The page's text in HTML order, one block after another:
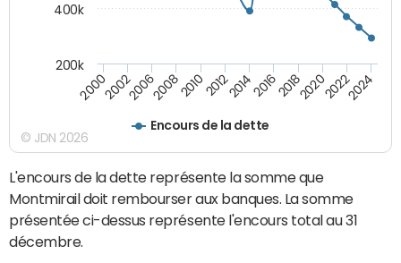
Encours de la dette
200020022006200820102012201420162018202020222024
200k
400k
© JDN 2026
L'encours de la dette représente la somme que
Montmirail doit rembourser aux banques. La somme
présentée ci-dessus représente l'encours total au 31
décembre.